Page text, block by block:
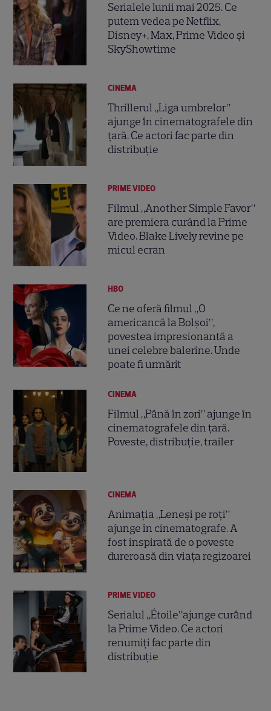
Serialele lunii mai 2025. Ce
putem vedea pe Netflix,
Disney+, Max, Prime Video și
SkyShowtime
CINEMA
Thrillerul „Liga umbrelor”
ajunge în cinematografele din
țară. Ce actori fac parte din
distribuție
PRIME VIDEO
Filmul „Another Simple Favor”
are premiera curând la Prime
Video. Blake Lively revine pe
micul ecran
HBO
Ce ne oferă filmul „O
americancă la Bolșoi”,
povestea impresionantă a
unei celebre balerine. Unde
poate fi urmărit
CINEMA
Filmul „Până în zori” ajunge în
cinematografele din țară.
Poveste, distribuție, trailer
CINEMA
Animația „Leneși pe roți”
ajunge în cinematografe. A
fost inspirată de o poveste
dureroasă din viața regizoarei
PRIME VIDEO
Serialul „Étoile”ajunge curând
la Prime Video. Ce actori
renumiți fac parte din
distribuție